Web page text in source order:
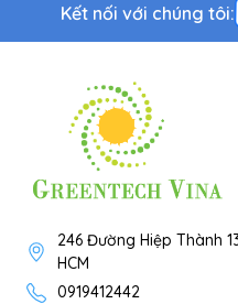
Kết nối với chúng tôi:
246 Đường Hiệp Thành
HCM
0919412442